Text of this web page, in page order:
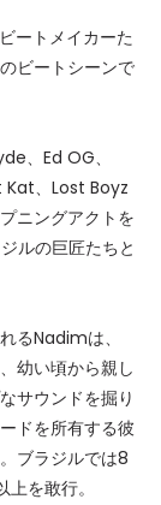
ートメイカーた
ビートシーンで
、Ed OG、
Kat、Lost Boyz
ニングアクトを
ルの巨匠たちと
るNadimは、
幼い頃から親し
サウンドを掘り
ドを所有する彼
ブラジルでは8
を敢行。